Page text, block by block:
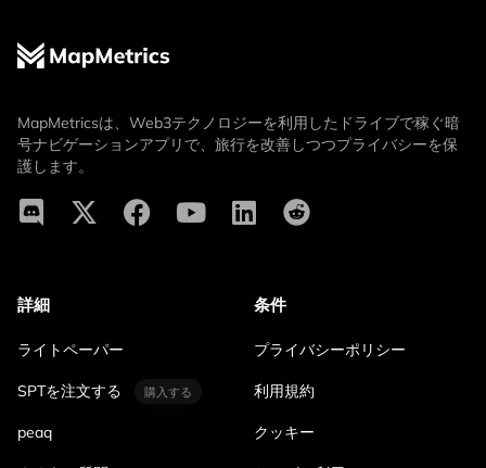
MapMetricsは、Web3テクノロジーを利用したドライブで稼ぐ暗
号ナビゲーションアプリで、旅行を改善しつつプライバシーを保
護します。
詳細
ライトペーパー
SPTを注文する 購入する
peaq
条件
プライバシーポリシー
利用規約
クッキー